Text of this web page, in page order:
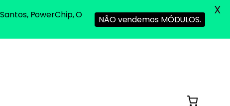
PowerChip, O
NÃO vendemos MÓDULOS.
X